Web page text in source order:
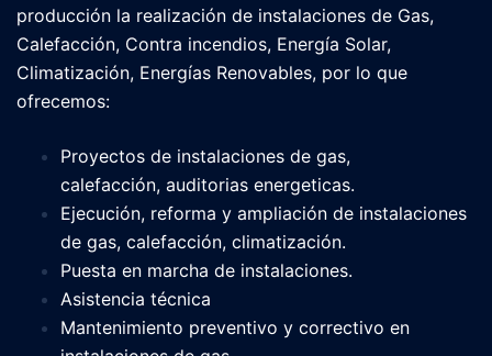
producción la realización de instalaciones de Gas,
Calefacción, Contra incendios, Energía Solar,
Climatización, Energías Renovables, por lo que
ofrecemos:
Proyectos de instalaciones de gas,
calefacción, auditorias energeticas.
Ejecución, reforma y ampliación de instalaciones
de gas, calefacción, climatización.
Puesta en marcha de instalaciones.
Asistencia técnica
Mantenimiento preventivo y correctivo en